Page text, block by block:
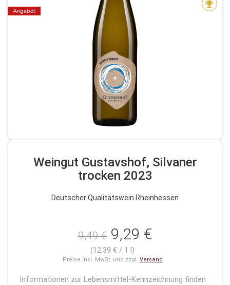
Angebot
Weingut Gustavshof, Silvaner
trocken 2023
Deutscher Qualitätswein Rheinhessen
9,49 €9,29 €
(12,39 € / 1 l)
Preise inkl. MwSt. und zzgl. Versand
Informationen zur Lebensmittel-Kennzeichnung finden